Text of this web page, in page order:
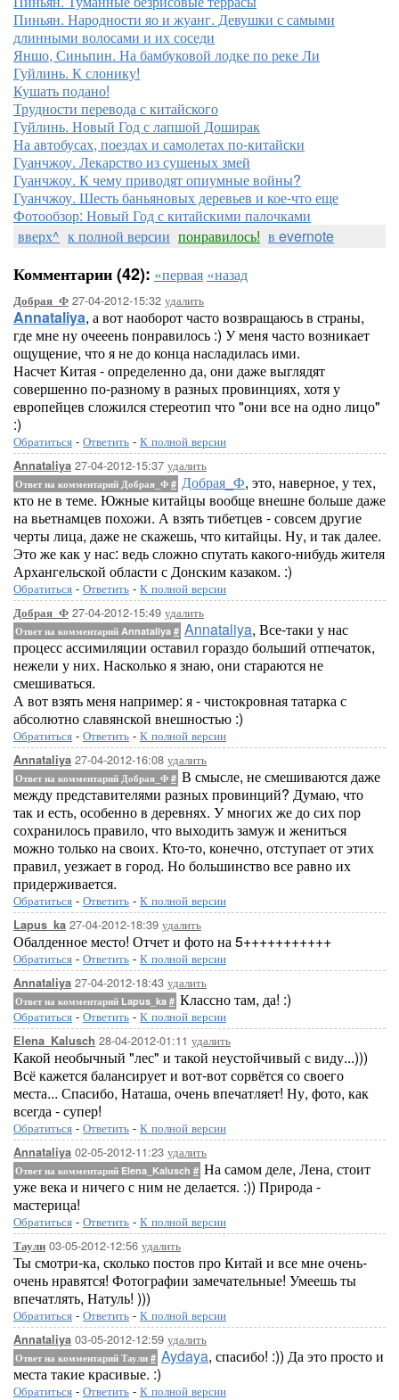
Пиньян. Народности яо и жуанг. Девушки с самыми
длинными волосами и их соседи
Яншо, Синьпин. На бамбуковой лодке по реке Ли
Гуйлинь. К слонику!
Кушать подано!
Трудности перевода с китайского
Гуйлинь. Новый Год с лапшой Доширак
На автобусах, поездах и самолетах по-китайски
Гуанчжоу. Лекарство из сушеных змей
Гуанчжоу. К чему приводят опиумные войны?
Гуанчжоу. Шесть баньяновых деревьев и кое-что еще
Фотообзор: Новый Год с китайскими палочками
вверх^ к полной версии понравилось! в evernote
Комментарии (42): «первая «назад
Добрая_Ф 27-04-2012-15:32 удалить
Annataliya, а вот наоборот часто возвращаюсь в страны,
где мне ну очееень понравилось :) У меня часто возникает
ощущение, что я не до конца насладилась ими.
Насчет Китая - определенно да, они даже выглядят
совершенно по-разному в разных провинциях, хотя у
европейцев сложился стереотип что "они все на одно лицо"
:)
Обратиться - Ответить - К полной версии
Annataliya 27-04-2012-15:37 удалить
Ответ на комментарий Добрая_Ф # Добрая_Ф, это, наверное, у тех,
кто не в теме. Южные китайцы вообще внешне больше даже
на вьетнамцев похожи. А взять тибетцев - совсем другие
черты лица, даже не скажешь, что китайцы. Ну, и так далее.
Это же как у нас: ведь сложно спутать какого-нибудь жителя
Архангельской области с Донским казаком. :)
Обратиться - Ответить - К полной версии
Добрая_Ф 27-04-2012-15:49 удалить
Ответ на комментарий Annataliya # Annataliya, Все-таки у нас
процесс ассимиляции оставил гораздо больший отпечаток,
нежели у них. Насколько я знаю, они стараются не
смешиваться.
А вот взять меня например: я - чистокровная татарка с
абсолютно славянской внешностью :)
Обратиться - Ответить - К полной версии
Annataliya 27-04-2012-16:08 удалить
Ответ на комментарий Добрая_Ф # В смысле, не смешиваются даже
между представителями разных провинций? Думаю, что
так и есть, особенно в деревнях. У многих же до сих пор
сохранилось правило, что выходить замуж и жениться
можно только на своих. Кто-то, конечно, отступает от этих
правил, уезжает в город. Но большинство все равно их
придерживается.
Обратиться - Ответить - К полной версии
Lapus_ka 27-04-2012-18:39 удалить
Обалденное место! Отчет и фото на 5+++++++++++
Обратиться - Ответить - К полной версии
Annataliya 27-04-2012-18:43 удалить
Ответ на комментарий Lapus_ka # Классно там, да! :)
Обратиться - Ответить - К полной версии
Elena_Kalusch 28-04-2012-01:11 удалить
Какой необычный "лес" и такой неустойчивый с виду...)))
Всё кажется балансирует и вот-вот сорвётся со своего
места... Спасибо, Наташа, очень впечатляет! Ну, фото, как
всегда - супер!
Обратиться - Ответить - К полной версии
Annataliya 02-05-2012-11:23 удалить
Ответ на комментарий Elena_Kalusch # На самом деле, Лена, стоит
уже века и ничего с ним не делается. :)) Природа -
мастерица!
Обратиться - Ответить - К полной версии
Таули 03-05-2012-12:56 удалить
Ты смотри-ка, сколько постов про Китай и все мне очень-
очень нравятся! Фотографии замечательные! Умеешь ты
впечатлять, Натуль! )))
Обратиться - Ответить - К полной версии
Annataliya 03-05-2012-12:59 удалить
Ответ на комментарий Таули # Aydaya, спасибо! :)) Да это просто и
места такие красивые. :)
Обратиться - Ответить - К полной версии